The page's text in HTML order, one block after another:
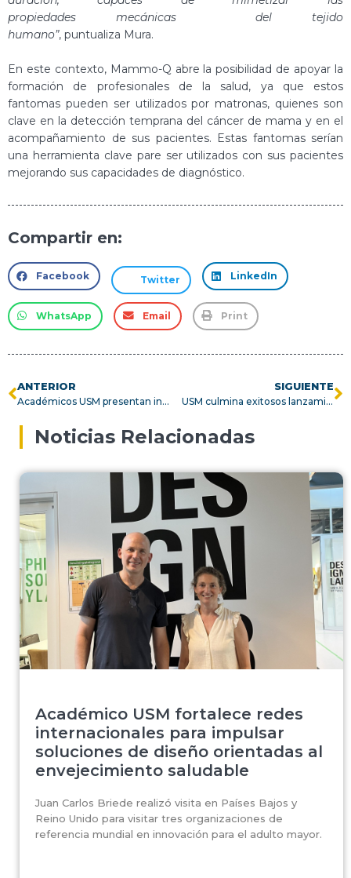
propiedades mecánicas del tejido
humano”, puntualiza Mura.
En este contexto, Mammo-Q abre la posibilidad de apoyar la
formación de profesionales de la salud, ya que estos
fantomas pueden ser utilizados por matronas, quienes son
clave en la detección temprana del cáncer de mama y en el
acompañamiento de sus pacientes. Estas fantomas serían
una herramienta clave pare ser utilizados con sus pacientes
mejorando sus capacidades de diagnóstico.
Compartir en:
Facebook Twitter LinkedIn
WhatsApp Email Print
ANTERIOR
Académicos USM presentan innovaciones en primer seminario de investigación en Sede de Viña del Mar
SIGUIENTE
USM culmina exitosos lanzamientos del proyecto InES Género 2026: Renovación Competitiva
Noticias Relacionadas
Académico USM fortalece redes
internacionales para impulsar
soluciones de diseño orientadas al
envejecimiento saludable
Juan Carlos Briede realizó visita en Países Bajos y
Reino Unido para visitar tres organizaciones de
referencia mundial en innovación para el adulto mayor.